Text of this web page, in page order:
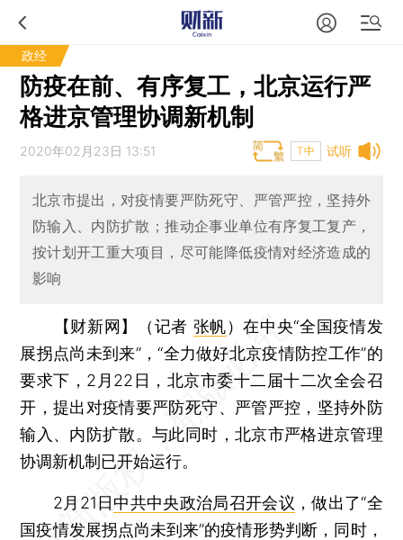
政经
防疫在前、有序复工，北京运行严
格进京管理协调新机制
试听
2020年02月23日 13:51 T中
北京市提出，对疫情要严防死守、严管严控，坚持外
防输入、内防扩散；推动企事业单位有序复工复产，
按计划开工重大项目，尽可能降低疫情对经济造成的
影响
【财新网】（记者 张帆）在中央“全国疫情发
展拐点尚未到来”，“全力做好北京疫情防控工作”的
要求下，2月22日，北京市委十二届十二次全会召
开，提出对疫情要严防死守、严管严控，坚持外防
输入、内防扩散。与此同时，北京市严格进京管理
协调新机制已开始运行。
2月21日中共中央政治局召开会议 ，做出了“全
国疫情发展拐点尚未到来”的疫情形势判断，同时，